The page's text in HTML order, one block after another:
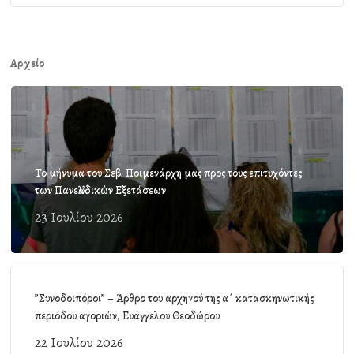
Αρχείο
Το μήνυμα του Σεβ. Ποιμενάρχη μας προς τους επιτυχόντες
των Πανελλαδικών Εξετάσεων
23 Ιουλίου 2026
”Συνοδοιπόροι” – Άρθρο του αρχηγού της α΄ κατασκηνωτικής
περιόδου αγοριών, Ευάγγελου Θεοδώρου
22 Ιουλίου 2026